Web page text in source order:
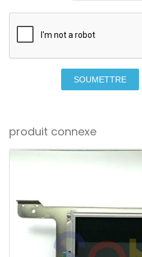
SOUMETTRE
produit connexe